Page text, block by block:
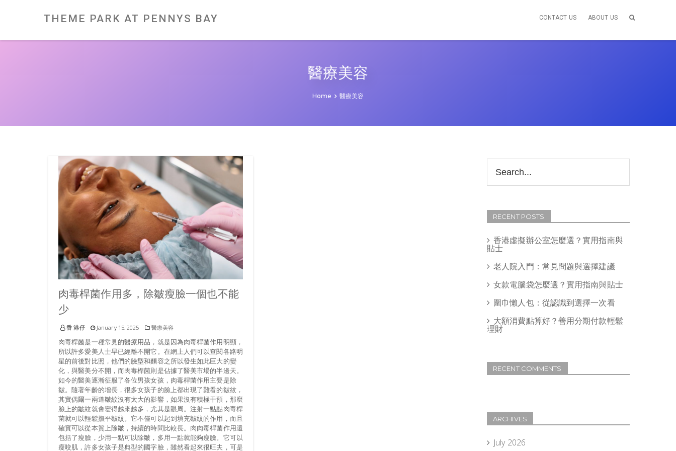
THEME PARK AT PENNYS BAY CONTACT US ABOUT US
醫療美容
Home 醫療美容
肉毒桿菌作用多，除皺瘦臉一個也不能
少
香 港仔 January 15, 2025 醫療美容
肉毒桿菌是一種常見的醫療用品，就是因為肉毒桿菌作用明顯，
所以許多愛美人士早已經離不開它。在網上人們可以查閱各路明
星的前後對比照，他們的臉型和麵容之所以發生如此巨大的變
化，與醫美分不開，而肉毒桿菌則是佔據了醫美市場的半邊天。
如今的醫美逐漸征服了各位男孩女孩，肉毒桿菌作用主要是除
皺。隨著年齡的增長，很多女孩子的臉上都出現了難看的皺紋，
其實偶爾一兩道皺紋沒有太大的影響，如果沒有積極干預，那麼
臉上的皺紋就會變得越來越多，尤其是眼周。注射一點點肉毒桿
菌就可以輕鬆撫平皺紋。它不僅可以起到填充皺紋的作用，而且
確實可以從本質上除皺，持續的時間比較長。肉肉毒桿菌作用還
包括了瘦臉，少用一點可以除皺，多用一點就能夠瘦臉。它可以
瘦咬肌，許多女孩子是典型的國字臉，雖然看起來很旺夫，可是
RECENT POSTS
香港虛擬辦公室怎麼選？實用指南與
貼士
老人院入門：常見問題與選擇建議
女款電腦袋怎麼選？實用指南與貼士
圍巾懶人包：從認識到選擇一次看
大額消費點算好？善用分期付款輕鬆
理財
RECENT COMMENTS
ARCHIVES
July 2026